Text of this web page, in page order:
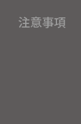
注意事項